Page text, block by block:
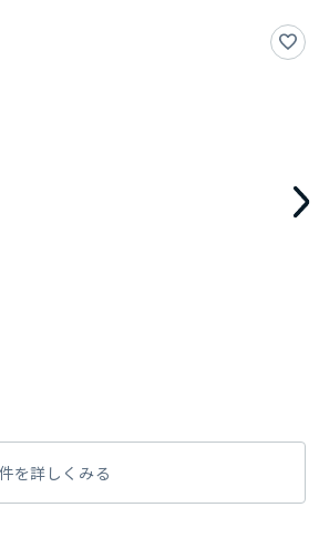
を詳しくみる